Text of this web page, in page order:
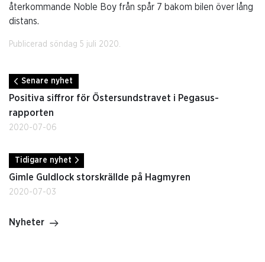
återkommande Noble Boy från spår 7 bakom bilen över lång
distans.
Publicerad söndag 5 juli 2020.
Senare nyhet
Positiva siffror för Östersundstravet i Pegasus-
rapporten
2020-07-06
Tidigare nyhet
Gimle Guldlock storskrällde på Hagmyren
2020-07-03
Nyheter